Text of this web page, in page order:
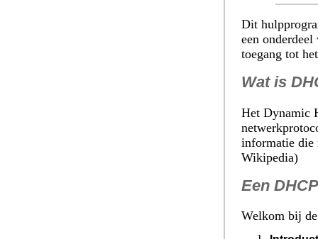
Dit
een
toegang tot
Wat is
Het Dynamic
informatie die
Wikipedia)
Een
Welkom bij